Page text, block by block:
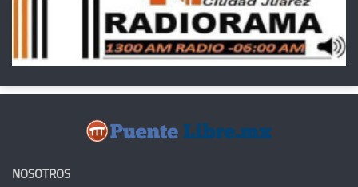
NOSOTROS